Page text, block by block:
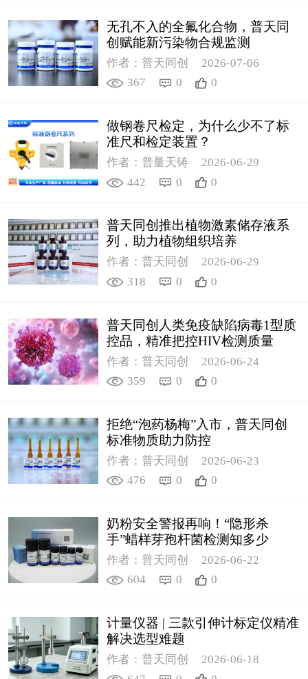
无孔不入的全氟化合物，普天同
创赋能新污染物合规监测
作者：普天同创
2026-07-06
367
0 0
做钢卷尺检定，为什么少不了标
准尺和检定装置？
作者：普量天铸
2026-06-29
442
0 0
普天同创推出植物激素储存液系
列，助力植物组织培养
作者：普天同创
2026-06-29
318
0 0
普天同创人类免疫缺陷病毒1型质
控品，精准把控HIV检测质量
作者：普天同创
2026-06-24
359
0 0
拒绝“泡药杨梅”入市，普天同创
标准物质助力防控
作者：普天同创
2026-06-23
476
0 0
奶粉安全警报再响！“隐形杀
手”蜡样芽孢杆菌检测知多少
作者：普天同创
2026-06-22
604
0 0
计量仪器 | 三款引伸计标定仪精准
解决选型难题
作者：普天同创
2026-06-18